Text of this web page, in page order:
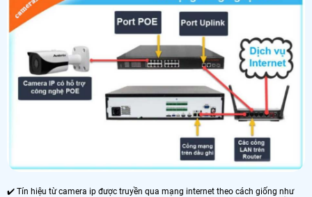
✔️ Tín hiệu từ camera ip được truyền qua mạng internet theo cách giống như